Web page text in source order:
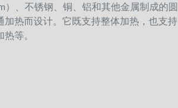
、不锈钢、铜、铝和其他金属制成的圆
热而设计。它既支持整体加热，也支持
等。